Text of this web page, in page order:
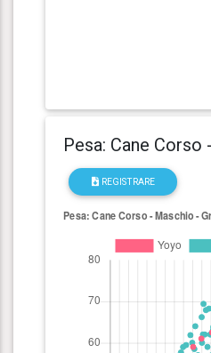
Pesa: Cane Corso
REGISTRARE